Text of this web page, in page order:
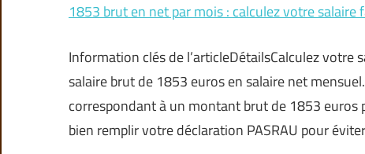
1853 brut en net par mois : calculez votre salaire
Information clés de l’articleDétailsCalculez
salaire brut de 1853 euros en salaire net
correspondant à un montant brut de 1853 euros
bien remplir votre déclaration PASRAU pour